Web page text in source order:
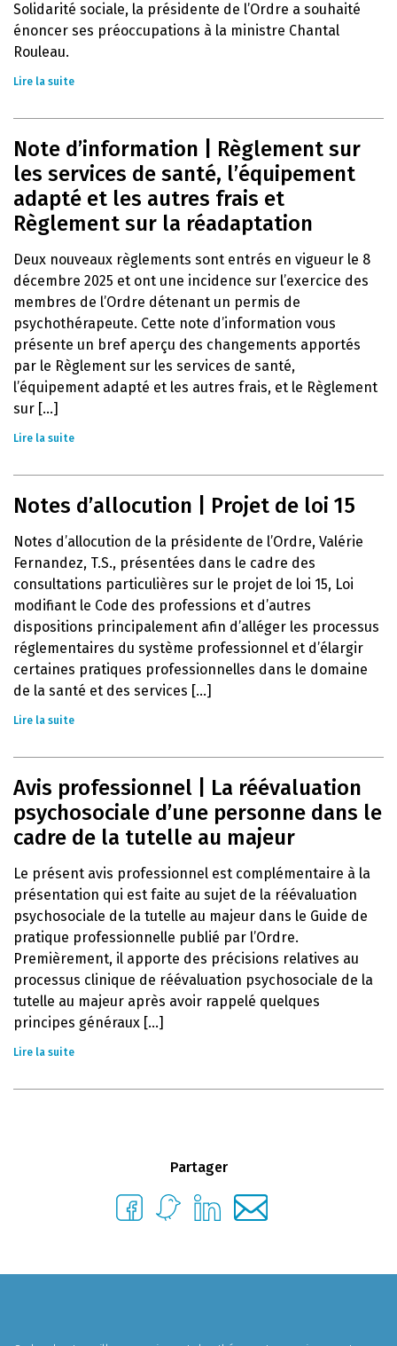
Solidarité sociale, la présidente de l’Ordre a souhaité
énoncer ses préoccupations à la ministre Chantal
Rouleau.
Lire la suite
Note d’information | Règlement sur
les services de santé, l’équipement
adapté et les autres frais et
Règlement sur la réadaptation
Deux nouveaux règlements sont entrés en vigueur le 8
décembre 2025 et ont une incidence sur l’exercice des
membres de l’Ordre détenant un permis de
psychothérapeute. Cette note d’information vous
présente un bref aperçu des changements apportés
par le Règlement sur les services de santé,
l’équipement adapté et les autres frais, et le Règlement
sur [...]
Lire la suite
Notes d’allocution | Projet de loi 15
Notes d’allocution de la présidente de l’Ordre, Valérie
Fernandez, T.S., présentées dans le cadre des
consultations particulières sur le projet de loi 15, Loi
modifiant le Code des professions et d’autres
dispositions principalement afin d’alléger les processus
réglementaires du système professionnel et d’élargir
certaines pratiques professionnelles dans le domaine
de la santé et des services [...]
Lire la suite
Avis professionnel | La réévaluation
psychosociale d’une personne dans le
cadre de la tutelle au majeur
Le présent avis professionnel est complémentaire à la
présentation qui est faite au sujet de la réévaluation
psychosociale de la tutelle au majeur dans le Guide de
pratique professionnelle publié par l’Ordre.
Premièrement, il apporte des précisions relatives au
processus clinique de réévaluation psychosociale de la
tutelle au majeur après avoir rappelé quelques
principes généraux [...]
Lire la suite
Partager